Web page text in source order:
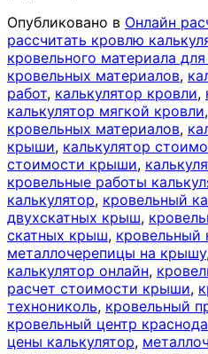
Опубликовано в Онлайн
рассчитать кровлю
кровельного материала
кровельных материалов,
работ, калькулятор кровли,
калькулятор мягкой кровли,
кровельных материалов,
крыши, калькулятор
стоимости крыши,
кровельные работы
калькулятор, кровельный
двухскатных крыш,
скатных крыш, кровельный
металлочерепицы на крышу
калькулятор онлайн,
расчет стоимости крыши,
технониколь, кровельный
кровельный центр
цены калькулятор,